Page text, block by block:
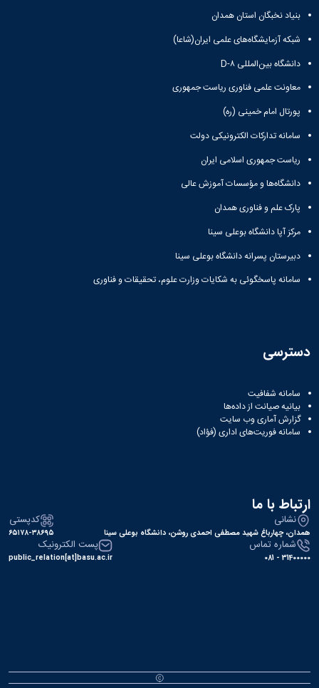
بنیاد نخبگان استان همدان
شبکه آزمایشگاه‌های علمی ایران(شاعا)
دانشگاه بین‌المللی D-۸
معاونت علمی فناوری ریاست جمهوری
پورتال امام خمینی (ره)
سامانه تدارکات الکترونیکی دولت
ریاست جمهوری اسلامی ایران
دانشگاه‌ها و مؤسسات آموزش عالی
پارک علم و فناوری همدان
مرکز آپا دانشگاه بوعلی سینا
دبیرستان پسرانه دانشگاه بوعلی سینا
سامانه پاسخگوئی به شکایات وزارت علوم، تحقیقات و فناوری
دسترسی
سامانه شفافیت
بیانیه صیانت از داده‌ها
گزارش آماری وب‌ سایت
سامانه فوریت‌های اداری (فؤاد)
ارتباط با ما
نشانی
همدان، چهارباغ شهید مصطفی احمدی روشن، دانشگاه بوعلی سینا
کدپستی
۶۵۱۷۸-۳۸۶۹۵
شماره تماس
31400000 - 081
پست الکترونیک
public_relation[at]basu.ac.ir